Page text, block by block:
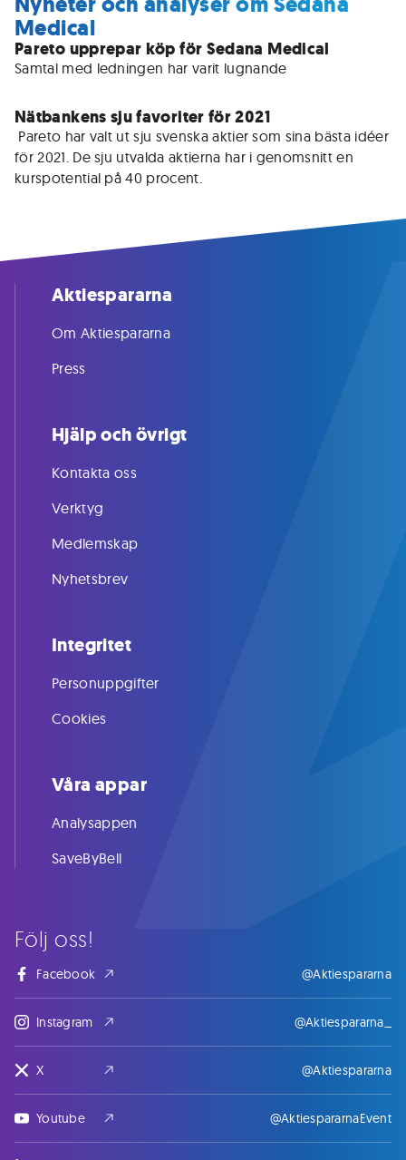
Medical
Pareto upprepar köp för Sedana Medical
Samtal med ledningen har varit lugnande
Nätbankens sju favoriter för 2021
för 2021. De sju utvalda aktierna har i genomsnitt en
kurspotential på 40 procent.
Följ oss!
Facebook @Aktiespararna
Instagram @Aktiespararna_
X @Aktiespararna
Youtube @AktiespararnaEvent
Aktiespararna
Om Aktiespararna
Press
Hjälp och övrigt
Kontakta oss
Verktyg
Medlemskap
Nyhetsbrev
Integritet
Personuppgifter
Cookies
Våra appar
Analysappen
SaveByBell